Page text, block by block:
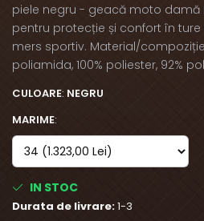
piele negru - geacă moto damă
pentru protecție și confort în
mers sportiv. Material/compoziție:
poliamida, 100% poliester, 92%
CULOARE: NEGRU
MARIME:
IN STOC
Durata de livrare:1-3